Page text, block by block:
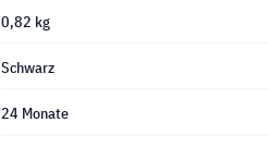
0,82 kg
Schwarz
24 Monate